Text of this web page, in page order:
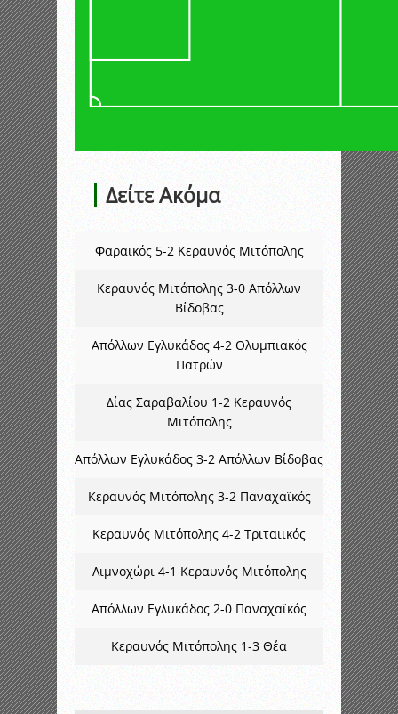
Δείτε Ακόμα
Φαραικός 5-2 Κεραυνός Μιτόπολης
Κεραυνός Μιτόπολης 3-0 Απόλλων
Βίδοβας
Απόλλων Εγλυκάδος 4-2 Ολυμπιακός
Πατρών
Δίας Σαραβαλίου 1-2 Κεραυνός
Μιτόπολης
Απόλλων Εγλυκάδος 3-2 Απόλλων Βίδοβας
Κεραυνός Μιτόπολης 3-2 Παναχαϊκός
Κεραυνός Μιτόπολης 4-2 Τριταιικός
Λιμνοχώρι 4-1 Κεραυνός Μιτόπολης
Απόλλων Εγλυκάδος 2-0 Παναχαϊκός
Κεραυνός Μιτόπολης 1-3 Θέα